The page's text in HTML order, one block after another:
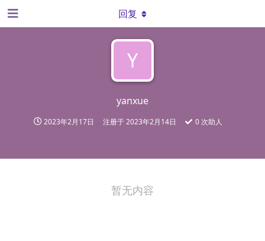
Y
yanxue
2023年2月17日 注册于2023年2月14日 0 次助人
回复
暂无内容